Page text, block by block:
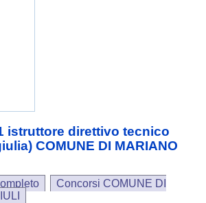
istruttore direttivo tecnico
COMUNE DI MARIANO
Concorsi COMUNE DI